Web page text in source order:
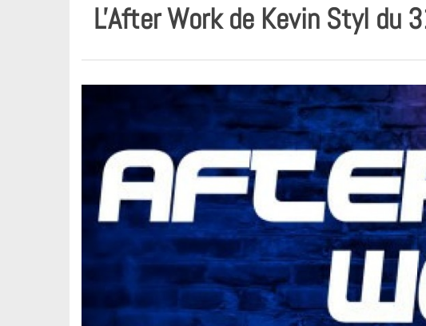
L'After Work de Kevin Styl du